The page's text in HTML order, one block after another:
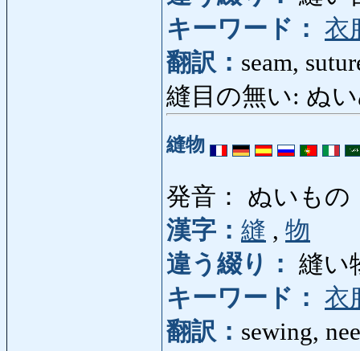
キーワード： 衣
翻訳： seam,
縫目の無い: ぬ
縫物
発音： ぬいもの
漢字： 縫 , 物
違う綴り： 縫い
キーワード： 衣
翻訳： sewing,